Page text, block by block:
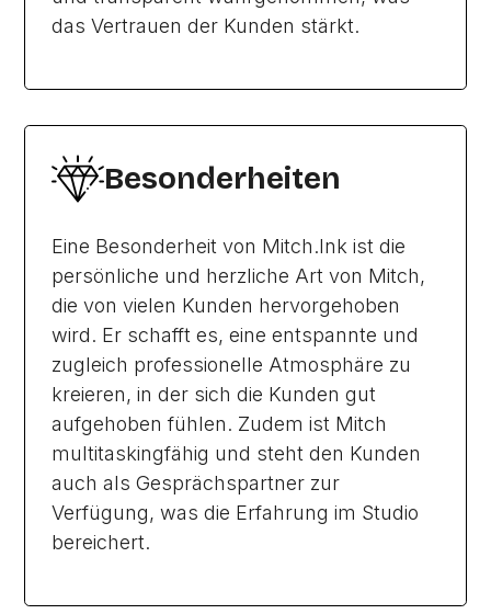
das Vertrauen der Kunden stärkt.
Besonderheiten
Eine Besonderheit von Mitch.Ink ist die
persönliche und herzliche Art von Mitch,
die von vielen Kunden hervorgehoben
wird. Er schafft es, eine entspannte und
zugleich professionelle Atmosphäre zu
kreieren, in der sich die Kunden gut
aufgehoben fühlen. Zudem ist Mitch
multitaskingfähig und steht den Kunden
auch als Gesprächspartner zur
Verfügung, was die Erfahrung im Studio
bereichert.